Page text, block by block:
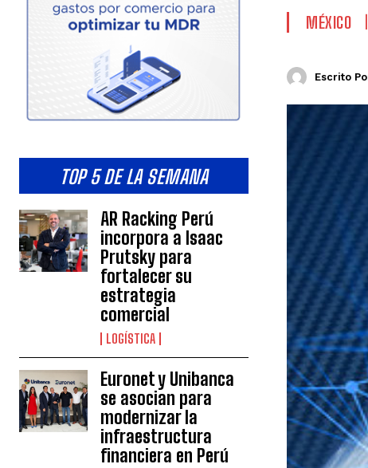
TOP 5 DE LA SEMANA
AR Racking Perú
incorpora a Isaac
Prutsky para
fortalecer su
estrategia
comercial
LOGÍSTICA
Euronet y Unibanca
se asocian para
modernizar la
infraestructura
financiera en Perú
MÉXICO
Escrito